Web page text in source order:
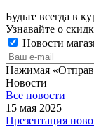
Будьте всегда в
Узнавайте о
Новости
Нажимая
Новости
Все новости
15 мая 2025
Презентация